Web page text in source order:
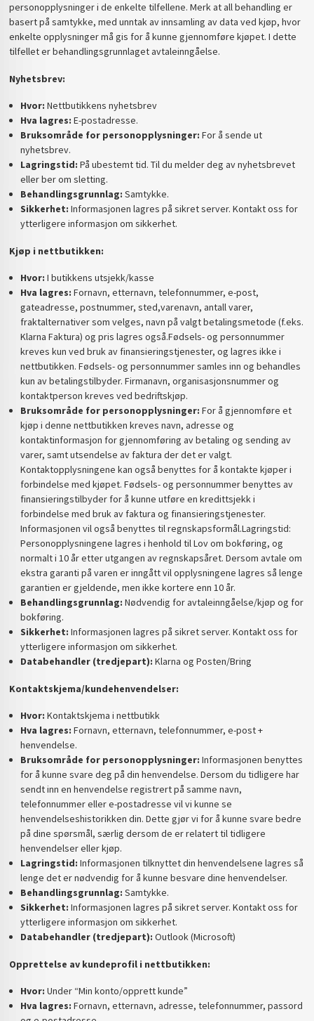
personopplysninger i de enkelte tilfellene. Merk at all behandling er
basert på samtykke, med unntak av innsamling av data ved kjøp, hvor
enkelte opplysninger må gis for å kunne gjennomføre kjøpet. I dette
tilfellet er behandlingsgrunnlaget avtaleinngåelse.
Nyhetsbrev:
Hvor: Nettbutikkens nyhetsbrev
Hva lagres: E-postadresse.
Bruksområde for personopplysninger: For å sende ut
nyhetsbrev.
Lagringstid: På ubestemt tid. Til du melder deg av nyhetsbrevet
eller ber om sletting.
Behandlingsgrunnlag: Samtykke.
Sikkerhet: Informasjonen lagres på sikret server. Kontakt oss for
ytterligere informasjon om sikkerhet.
Kjøp i nettbutikken:
Hvor: I butikkens utsjekk/kasse
Hva lagres: Fornavn, etternavn, telefonnummer, e-post,
gateadresse, postnummer, sted,varenavn, antall varer,
fraktalternativer som velges, navn på valgt betalingsmetode (f.eks.
Klarna Faktura) og pris lagres også.Fødsels- og personnummer
kreves kun ved bruk av finansieringstjenester, og lagres ikke i
nettbutikken. Fødsels- og personnummer samles inn og behandles
kun av betalingstilbyder. Firmanavn, organisasjonsnummer og
kontaktperson kreves ved bedriftskjøp.
Bruksområde for personopplysninger: For å gjennomføre et
kjøp i denne nettbutikken kreves navn, adresse og
kontaktinformasjon for gjennomføring av betaling og sending av
varer, samt utsendelse av faktura der det er valgt.
Kontaktopplysningene kan også benyttes for å kontakte kjøper i
forbindelse med kjøpet. Fødsels- og personnummer benyttes av
finansieringstilbyder for å kunne utføre en kredittsjekk i
forbindelse med bruk av faktura og finansieringstjenester.
Informasjonen vil også benyttes til regnskapsformål.Lagringstid:
Personopplysningene lagres i henhold til Lov om bokføring, og
normalt i 10 år etter utgangen av regnskapsåret. Dersom avtale om
ekstra garanti på varen er inngått vil opplysningene lagres så lenge
garantien er gjeldende, men ikke kortere enn 10 år.
Behandlingsgrunnlag: Nødvendig for avtaleinngåelse/kjøp og for
bokføring.
Sikkerhet: Informasjonen lagres på sikret server. Kontakt oss for
ytterligere informasjon om sikkerhet.
Databehandler (tredjepart): Klarna og Posten/Bring
Kontaktskjema/kundehenvendelser:
Hvor: Kontaktskjema i nettbutikk
Hva lagres: Fornavn, etternavn, telefonnummer, e-post +
henvendelse.
Bruksområde for personopplysninger: Informasjonen benyttes
for å kunne svare deg på din henvendelse. Dersom du tidligere har
sendt inn en henvendelse registrert på samme navn,
telefonnummer eller e-postadresse vil vi kunne se
henvendelseshistorikken din. Dette gjør vi for å kunne svare bedre
på dine spørsmål, særlig dersom de er relatert til tidligere
henvendelser eller kjøp.
Lagringstid: Informasjonen tilknyttet din henvendelsene lagres så
lenge det er nødvendig for å kunne besvare dine henvendelser.
Behandlingsgrunnlag: Samtykke.
Sikkerhet: Informasjonen lagres på sikret server. Kontakt oss for
ytterligere informasjon om sikkerhet.
Databehandler (tredjepart): Outlook (Microsoft)
Opprettelse av kundeprofil i nettbutikken:
Hvor: Under “Min konto/opprett kunde”
Hva lagres: Fornavn, etternavn, adresse, telefonnummer, passord